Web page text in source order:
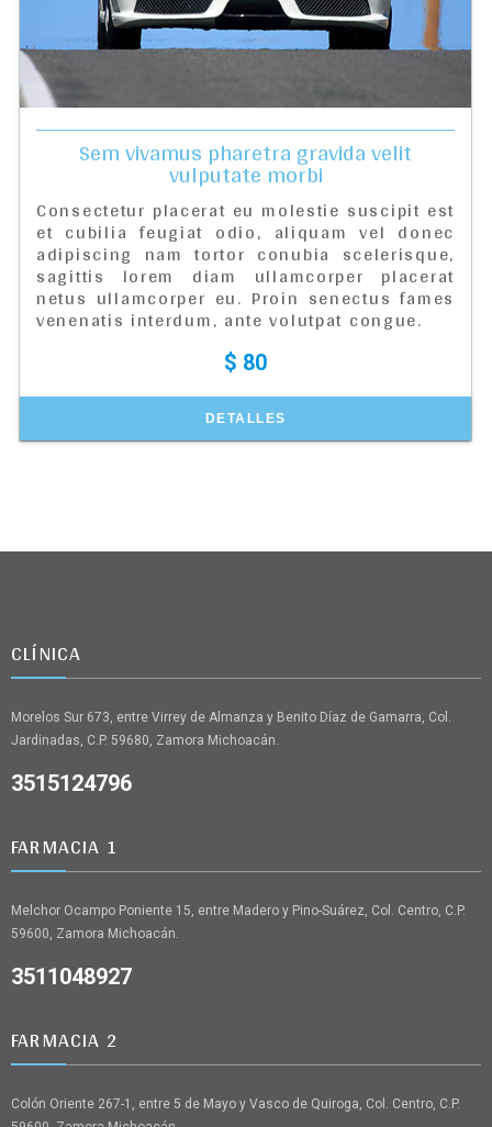
Sem vivamus pharetra gravida velit
vulputate morbi
Consectetur placerat eu molestie suscipit est
et cubilia feugiat odio, aliquam vel donec
adipiscing nam tortor conubia scelerisque,
sagittis lorem diam ullamcorper placerat
netus ullamcorper eu. Proin senectus fames
venenatis interdum, ante volutpat congue.
$ 80
DETALLES
CLÍNICA
Morelos Sur 673, entre Virrey de Almanza y Benito Díaz de Gamarra, Col.
Jardinadas, C.P. 59680, Zamora Michoacán.
3515124796
FARMACIA 1
Melchor Ocampo Poniente 15, entre Madero y Pino-Suárez, Col. Centro, C.P.
59600, Zamora Michoacán.
3511048927
FARMACIA 2
Colón Oriente 267-1, entre 5 de Mayo y Vasco de Quiroga, Col. Centro, C.P.